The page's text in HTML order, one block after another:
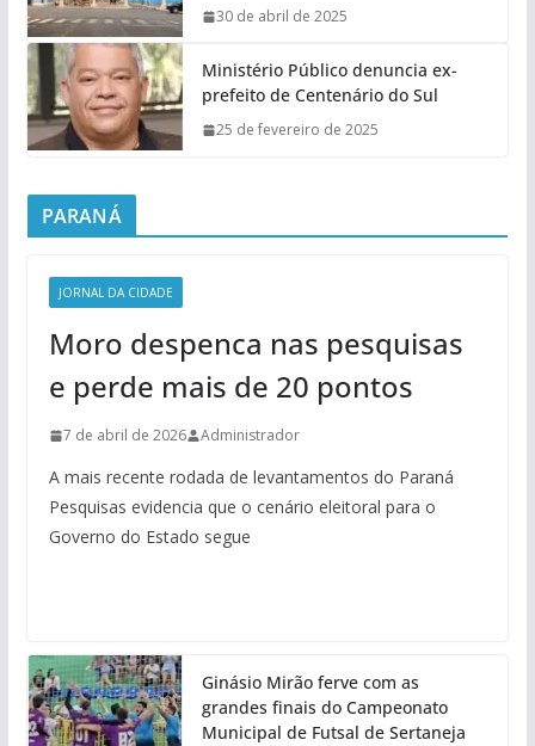
30 de abril de 2025
Ministério Público denuncia ex-
prefeito de Centenário do Sul
25 de fevereiro de 2025
PARANÁ
JORNAL DA CIDADE
Moro despenca nas pesquisas
e perde mais de 20 pontos
7 de abril de 2026 Administrador
A mais recente rodada de levantamentos do Paraná
Pesquisas evidencia que o cenário eleitoral para o
Governo do Estado segue
Ginásio Mirão ferve com as
grandes finais do Campeonato
Municipal de Futsal de Sertaneja